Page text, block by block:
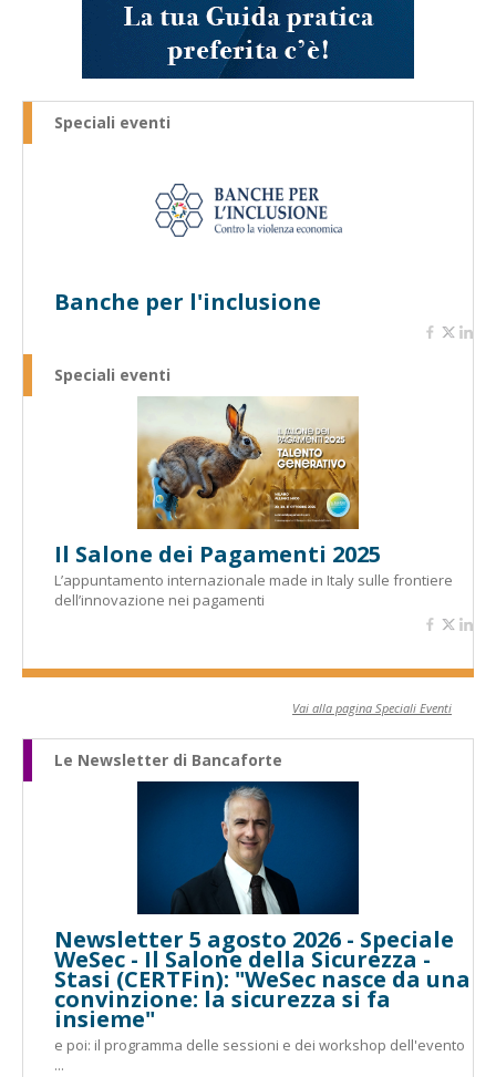
Speciali eventi
Banche per l'inclusione
Speciali eventi
Il Salone dei Pagamenti 2025
L’appuntamento internazionale made in Italy sulle frontiere
dell’innovazione nei pagamenti
Vai alla pagina Speciali Eventi
Le Newsletter di Bancaforte
Newsletter 5 agosto 2026 - Speciale
WeSec - Il Salone della Sicurezza -
Stasi (CERTFin): "WeSec nasce da una
convinzione: la sicurezza si fa
insieme"
e poi: il programma delle sessioni e dei workshop dell'evento
...